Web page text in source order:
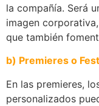
la compañía. Será
imagen
que también
b) Premieres o
En las premieres,
personalizados